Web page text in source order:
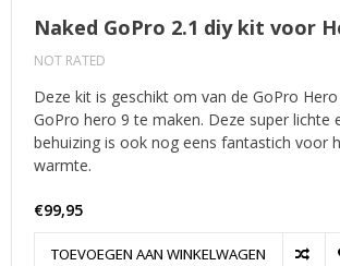
Naked GoPro 2.1 diy kit voor
NOT RATED
Deze kit is geschikt om van de GoPro
GoPro hero 9 te maken. Deze super lichte
behuizing is ook nog eens fantastich voor
warmte.
€99,95
TOEVOEGEN AAN WINKELWAGEN